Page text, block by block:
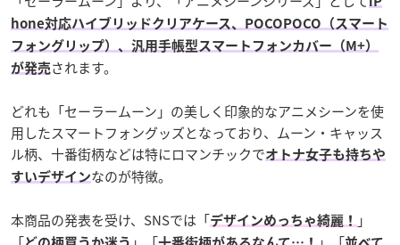
hone対応ハイブリッドクリアケース、POCOPOCO（スマート
フォングリップ）、汎用手帳型スマートフォンカバー（M+）
が発売 されます。
どれも「セーラームーン」の美しく印象的なアニメシーンを使
用したスマートフォングッズとなっており、ムーン・キャッス
ル柄、十番街柄などは特にロマンチックでオトナ女子も持ちや
すいデザインなのが特徴。
本商品の発表を受け、SNSでは「デザインめっちゃ綺麗！
」